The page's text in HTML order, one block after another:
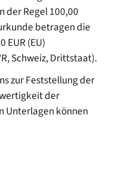
der Regel 100,00
betragen die
EUR (EU)
Schweiz, Drittstaat).
zur Feststellung der
der
Unterlagen können